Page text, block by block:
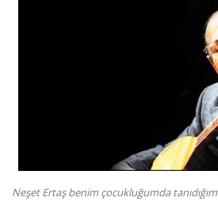
Neşet Ertaş benim çocukluğumda